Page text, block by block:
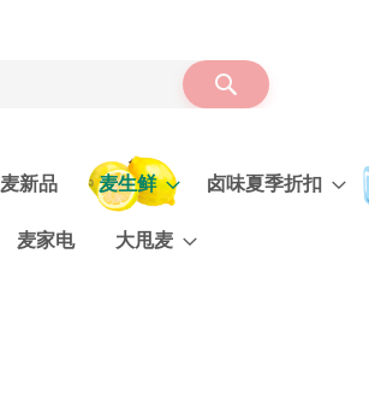
搜
麦新品 麦生鲜 卤味夏季折扣
麦家电 大甩麦